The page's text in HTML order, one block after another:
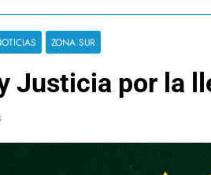
ZONA SUR
Justicia por la